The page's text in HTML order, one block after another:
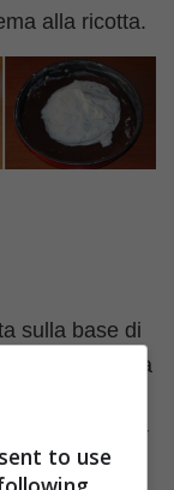
alla ricotta.
sulla base di
la torta sia la
guarnire il
almeno per
si assesti,
to use